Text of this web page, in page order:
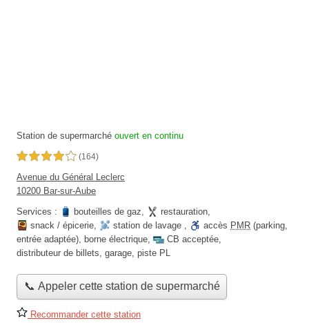
Station de supermarché ouvert en continu
4,0 étoiles sur 5 (164)
Avenue du Général Leclerc
10200 Bar-sur-Aube
Services :
bouteilles de gaz, restauration,
snack / épicerie, station de lavage , accès PMR (parking,
entrée adaptée), borne électrique, CB acceptée,
distributeur de billets, garage, piste PL
📞 Appeler cette station de supermarché
Recommander cette station